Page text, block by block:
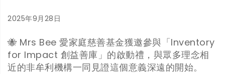
2025年9月28日
🐝 Mrs Bee 愛家庭慈善基金獲邀參與「Inventory
for Impact 創益善庫」的啟動禮，與眾多理念相
近的非牟利機構一同見證這個意義深遠的開始。